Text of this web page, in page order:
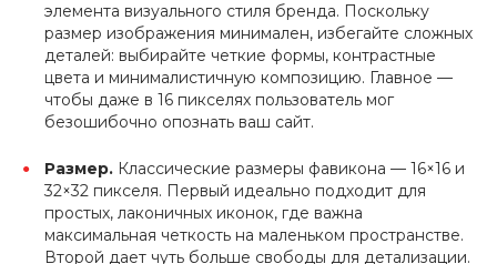
элемента визуального стиля бренда. Поскольку
размер изображения минимален, избегайте сложных
деталей: выбирайте четкие формы, контрастные
цвета и минималистичную композицию. Главное —
чтобы даже в 16 пикселях пользователь мог
безошибочно опознать ваш сайт.
Размер. Классические размеры фавикона — 16×16 и
32×32 пикселя. Первый идеально подходит для
простых, лаконичных иконок, где важна
максимальная четкость на маленьком пространстве.
Второй дает чуть больше свободы для детализации.